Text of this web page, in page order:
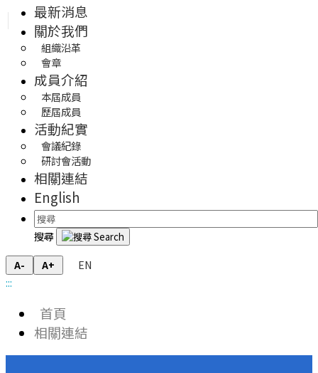
最新消息
關於我們
組織沿革
會章
成員介紹
本屆成員
歷屆成員
活動紀實
會議紀錄
研討會活動
相關連結
English
搜尋
A- A+
EN
:::
首頁
相關連結